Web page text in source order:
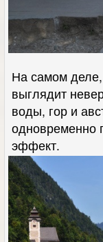
На самом
выглядит
воды, гор и
одновременно
эффект.